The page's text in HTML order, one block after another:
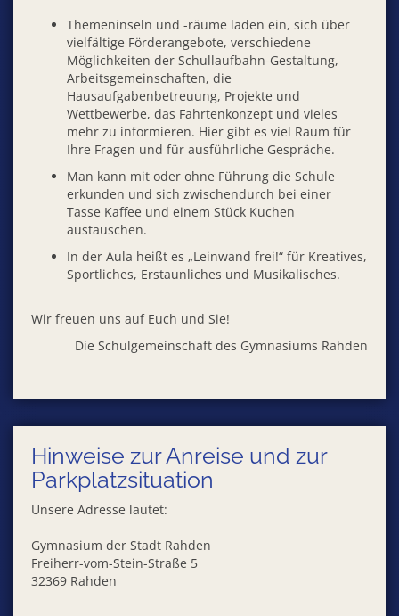
Themeninseln und -räume laden ein, sich über
vielfältige Förderangebote, verschiedene
Möglichkeiten der Schullaufbahn-Gestaltung,
Arbeitsgemeinschaften, die
Hausaufgabenbetreuung, Projekte und
Wettbewerbe, das Fahrtenkonzept und vieles
mehr zu informieren. Hier gibt es viel Raum für
Ihre Fragen und für ausführliche Gespräche.
Man kann mit oder ohne Führung die Schule
erkunden und sich zwischendurch bei einer
Tasse Kaffee und einem Stück Kuchen
austauschen.
In der Aula heißt es „Leinwand frei!“ für Kreatives,
Sportliches, Erstaunliches und Musikalisches.
Wir freuen uns auf Euch und Sie!
Die Schulgemeinschaft des Gymnasiums Rahden
Hinweise zur Anreise und zur
Parkplatzsituation
Unsere Adresse lautet:
Gymnasium der Stadt Rahden
Freiherr-vom-Stein-Straße 5
32369 Rahden